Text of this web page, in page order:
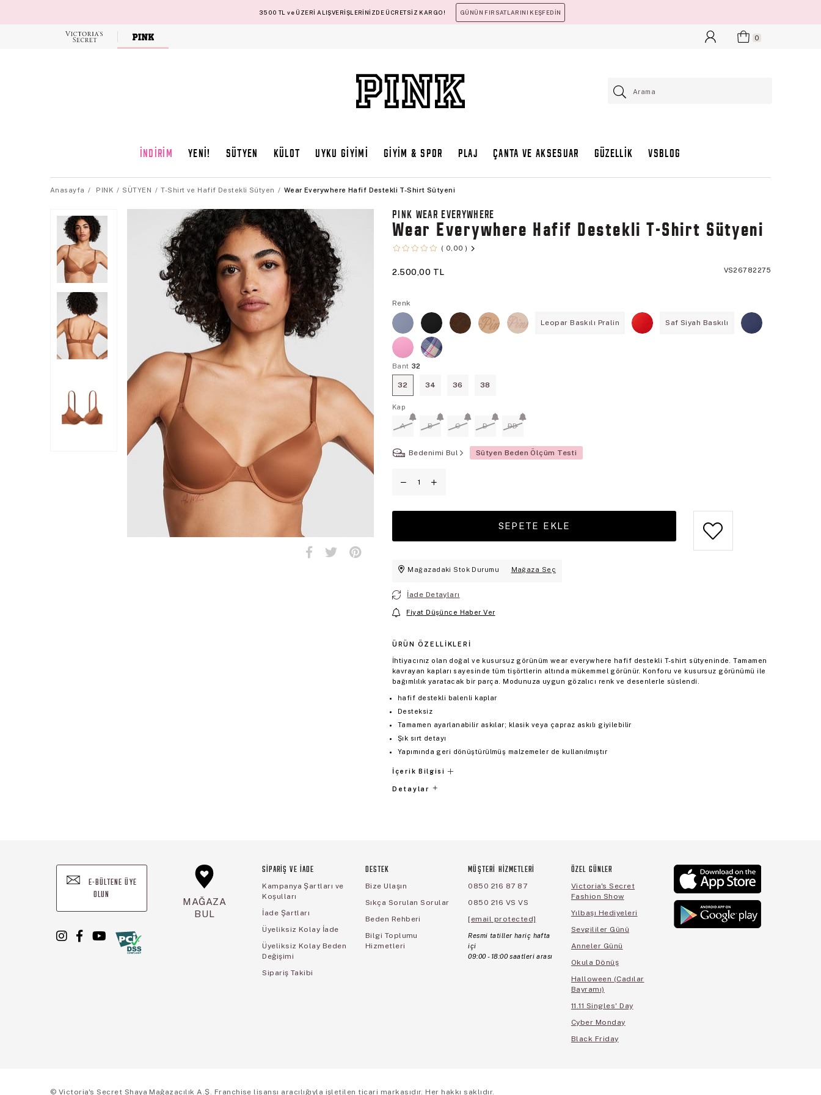
3500 TL ve ÜZERİ ALIŞVERİŞLERİNİZDE ÜCRETSİZ KARGO! GÜNÜN FIRSATLARINI KEŞFEDİN
Victoria's
0
İNDİRİM YENİ! SÜTYEN KÜLOT UYKU GİYİMİ GİYİM & SPOR PLAJ ÇANTA VE AKSESUAR GÜZELLİK VSBLOG
Anasayfa PINK SÜTYEN T-Shirt ve Hafif Destekli Sütyen Wear Everywhere Hafif Destekli T-Shirt Sütyeni
PINK WEAR EVERYWHERE
Wear Everywhere Hafif Destekli T-Shirt Sütyeni
0,00
2.500,00 TL VS26782275
Renk
Leopar Baskılı Pralin Saf Siyah Baskılı
Bant 32
32 34 36 38
Kap
A B C D DD
Bedenimi Bul Sütyen Beden Ölçüm Testi
Mağazadaki Stok Durumu Mağaza Seç
İade Detayları
Fiyat Düşünce Haber Ver
ÜRÜN ÖZELLIKLERI
İhtiyacınız olan doğal ve kusursuz görünüm wear everywhere hafif destekli T-shirt sütyeninde. Tamamen
kavrayan kapları sayesinde tüm tişörtlerin altında mükemmel görünür. Konforu ve kusursuz görünümü ile
bağımlılık yaratacak bir parça. Modunuza uygun gözalıcı renk ve desenlerle süslendi.
hafif destekli balenli kaplar
Desteksiz
Tamamen ayarlanabilir askılar; klasik veya çapraz askılı giyilebilir
Şık sırt detayı
Yapımında geri dönüştürülmüş malzemeler de kullanılmıştır
İçerik Bilgisi
Detaylar
E-BÜLTENE ÜYE
OLUN
MAĞAZA
BUL
SİPARİŞ VE İADE
Kampanya Şartları ve
Koşulları
İade Şartları
Üyeliksiz Kolay İade
Üyeliksiz Kolay Beden
Değişimi
Sipariş Takibi
DESTEK
Bize Ulaşın
Sıkça Sorulan Sorular
Beden Rehberi
Bilgi Toplumu
Hizmetleri
MÜŞTERİ HİZMETLERİ
0850 216 87 87
0850 216 VS VS
[email protected]
Resmi tatiller hariç hafta
içi
09:00 - 18:00 saatleri arası
ÖZEL GÜNLER
Victoria's Secret
Fashion Show
Yılbaşı Hediyeleri
Sevgililer Günü
Anneler Günü
Okula Dönüş
Halloween (Cadılar
Bayramı)
11.11 Singles' Day
Cyber Monday
Black Friday
© Victoria's Secret Shaya Mağazacılık A.Ş. Franchise lisansı aracılığıyla işletilen ticari markasıdır. Her hakkı saklıdır.